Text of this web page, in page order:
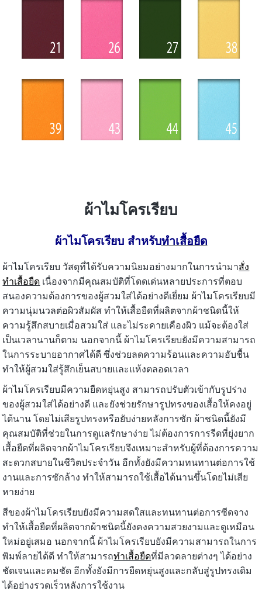
ผ้าไมโครเรียบ
ผ้าไมโครเรียบ สำหรับทำเสื้อยืด
ผ้าไมโครเรียบ วัสดุที่ได้รับความนิยมอย่างมากในการนำมาสั่ง
ทำเสื้อยืด เนื่องจากมีคุณสมบัติที่โดดเด่นหลายประการที่ตอบ
สนองความต้องการของผู้สวมใส่ได้อย่างดีเยี่ยม ผ้าไมโครเรียบมี
ความนุ่มนวลต่อผิวสัมผัส ทำให้เสื้อยืดที่ผลิตจากผ้าชนิดนี้ให้
ความรู้สึกสบายเมื่อสวมใส่ และไม่ระคายเคืองผิว แม้จะต้องใส่
เป็นเวลานานก็ตาม นอกจากนี้ ผ้าไมโครเรียบยังมีความสามารถ
ในการระบายอากาศได้ดี ซึ่งช่วยลดความร้อนและความอับชื้น
ทำให้ผู้สวมใส่รู้สึกเย็นสบายและแห้งตลอดเวลา
ผ้าไมโครเรียบมีความยืดหยุ่นสูง สามารถปรับตัวเข้ากับรูปร่าง
ของผู้สวมใส่ได้อย่างดี และยังช่วยรักษารูปทรงของเสื้อให้คงอยู่
ได้นาน โดยไม่เสียรูปทรงหรือยับง่ายหลังการซัก ผ้าชนิดนี้ยังมี
คุณสมบัติที่ช่วยในการดูแลรักษาง่าย ไม่ต้องการการรีดที่ยุ่งยาก
เสื้อยืดที่ผลิตจากผ้าไมโครเรียบจึงเหมาะสำหรับผู้ที่ต้องการความ
สะดวกสบายในชีวิตประจำวัน อีกทั้งยังมีความทนทานต่อการใช้
งานและการซักล้าง ทำให้สามารถใช้เสื้อได้นานขึ้นโดยไม่เสีย
หายง่าย
สีของผ้าไมโครเรียบยังมีความสดใสและทนทานต่อการซีดจาง
ทำให้เสื้อยืดที่ผลิตจากผ้าชนิดนี้ยังคงความสวยงามและดูเหมือน
ใหม่อยู่เสมอ นอกจากนี้ ผ้าไมโครเรียบยังมีความสามารถในการ
พิมพ์ลายได้ดี ทำให้สามารถทำเสื้อยืดที่มีลวดลายต่างๆ ได้อย่าง
ชัดเจนและคมชัด อีกทั้งยังมีการยืดหยุ่นสูงและกลับสู่รูปทรงเดิม
ได้อย่างรวดเร็วหลังการใช้งาน